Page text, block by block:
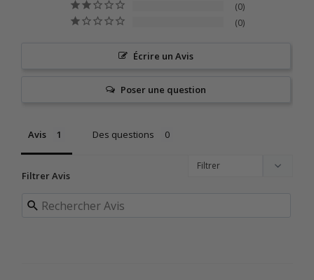
0
0
Écrire un Avis
Poser une question
Avis Des questions
Filtrer Avis